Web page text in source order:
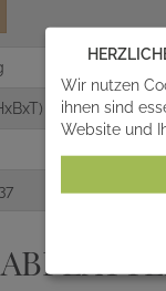
Wir nutzen
ihnen sind
Website und